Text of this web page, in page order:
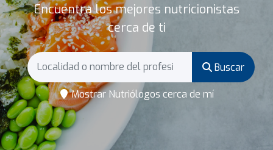
Encuentra los mejores nutricionistas
cerca de ti
Buscar
Mostrar Nutriólogos cerca de mí